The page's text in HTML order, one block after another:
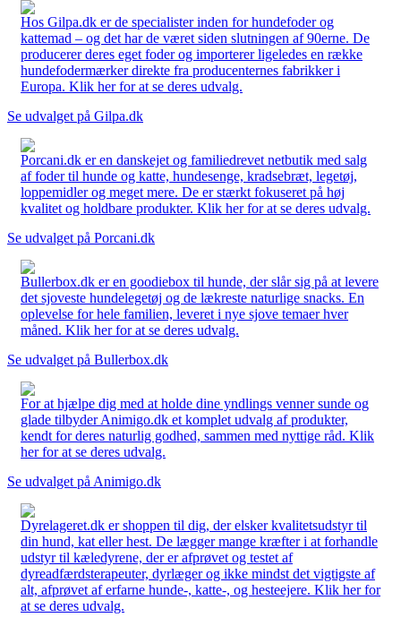
Hos Gilpa.dk er de specialister inden for hundefoder og
kattemad – og det har de været siden slutningen af 90erne. De
producerer deres eget foder og importerer ligeledes en række
hundefodermærker direkte fra producenternes fabrikker i
Europa. Klik her for at se deres udvalg.
Se udvalget på Gilpa.dk
Porcani.dk er en danskejet og familiedrevet netbutik med salg
af foder til hunde og katte, hundesenge, kradsebræt, legetøj,
loppemidler og meget mere. De er stærkt fokuseret på høj
kvalitet og holdbare produkter. Klik her for at se deres udvalg.
Se udvalget på Porcani.dk
Bullerbox.dk er en goodiebox til hunde, der slår sig på at levere
det sjoveste hundelegetøj og de lækreste naturlige snacks. En
oplevelse for hele familien, leveret i nye sjove temaer hver
måned. Klik her for at se deres udvalg.
Se udvalget på Bullerbox.dk
For at hjælpe dig med at holde dine yndlings venner sunde og
glade tilbyder Animigo.dk et komplet udvalg af produkter,
kendt for deres naturlig godhed, sammen med nyttige råd. Klik
her for at se deres udvalg.
Se udvalget på Animigo.dk
Dyrelageret.dk er shoppen til dig, der elsker kvalitetsudstyr til
din hund, kat eller hest. De lægger mange kræfter i at forhandle
udstyr til kæledyrene, der er afprøvet og testet af
dyreadfærdsterapeuter, dyrlæger og ikke mindst det vigtigste af
alt, afprøvet af erfarne hunde-, katte-, og hesteejere. Klik her for
at se deres udvalg.